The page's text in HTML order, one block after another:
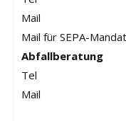
Mail
Mail für SEPA-
Abfallberatung
Tel
Mail